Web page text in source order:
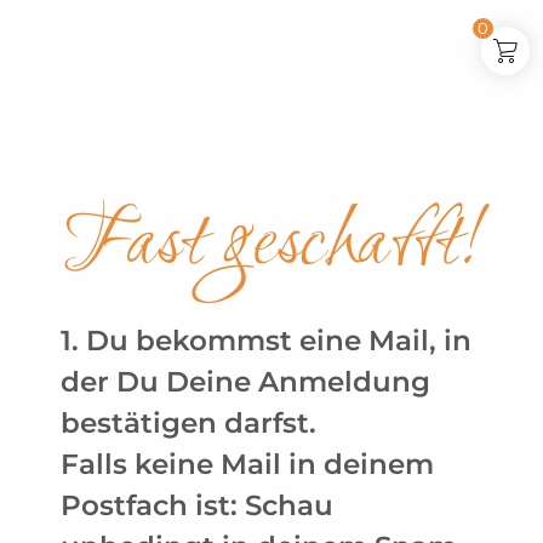
0
Fast geschafft!
1. Du bekommst eine Mail, in
der Du Deine Anmeldung
bestätigen darfst.
Falls keine Mail in deinem
Postfach ist: Schau